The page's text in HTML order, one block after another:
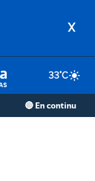
X
33°C
🔴 En continu